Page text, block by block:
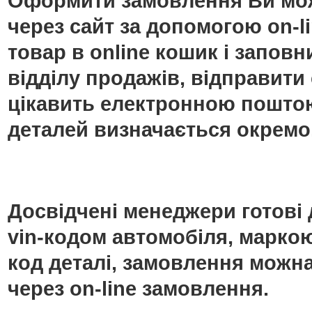
через сайт за допомогою
товар в online кошик і
відділу продажів,
цікавить електронною
деталей визначається
Досвідчені менеджери
vin-кодом автомобіля,
код деталі, замовлення
через on-line замовлення.